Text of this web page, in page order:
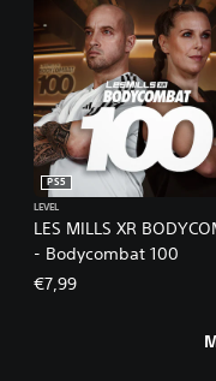
LES MILLS XR
- Bodycombat 100
PS5
LEVEL
€7,99